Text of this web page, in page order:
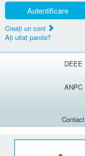
Autentificare
Creaţi un cont
Aţi uitat parola?
DEEE
ANPC
Contact